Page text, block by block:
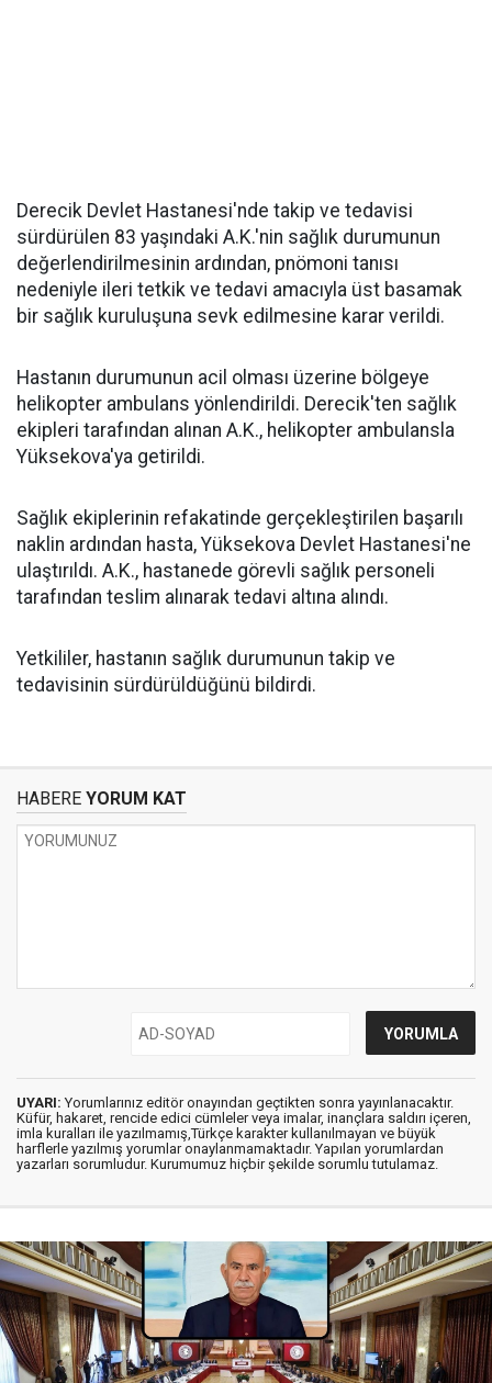
Derecik Devlet Hastanesi'nde takip ve tedavisi
sürdürülen 83 yaşındaki A.K.'nin sağlık durumunun
değerlendirilmesinin ardından, pnömoni tanısı
nedeniyle ileri tetkik ve tedavi amacıyla üst basamak
bir sağlık kuruluşuna sevk edilmesine karar verildi.
Hastanın durumunun acil olması üzerine bölgeye
helikopter ambulans yönlendirildi. Derecik'ten sağlık
ekipleri tarafından alınan A.K., helikopter ambulansla
Yüksekova'ya getirildi.
Sağlık ekiplerinin refakatinde gerçekleştirilen başarılı
naklin ardından hasta, Yüksekova Devlet Hastanesi'ne
ulaştırıldı. A.K., hastanede görevli sağlık personeli
tarafından teslim alınarak tedavi altına alındı.
Yetkililer, hastanın sağlık durumunun takip ve
tedavisinin sürdürüldüğünü bildirdi.
HABERE YORUM KAT
UYARI: Yorumlarınız editör onayından geçtikten sonra yayınlanacaktır.
Küfür, hakaret, rencide edici cümleler veya imalar, inançlara saldırı içeren,
imla kuralları ile yazılmamış,Türkçe karakter kullanılmayan ve büyük
harflerle yazılmış yorumlar onaylanmamaktadır. Yapılan yorumlardan
yazarları sorumludur. Kurumumuz hiçbir şekilde sorumlu tutulamaz.